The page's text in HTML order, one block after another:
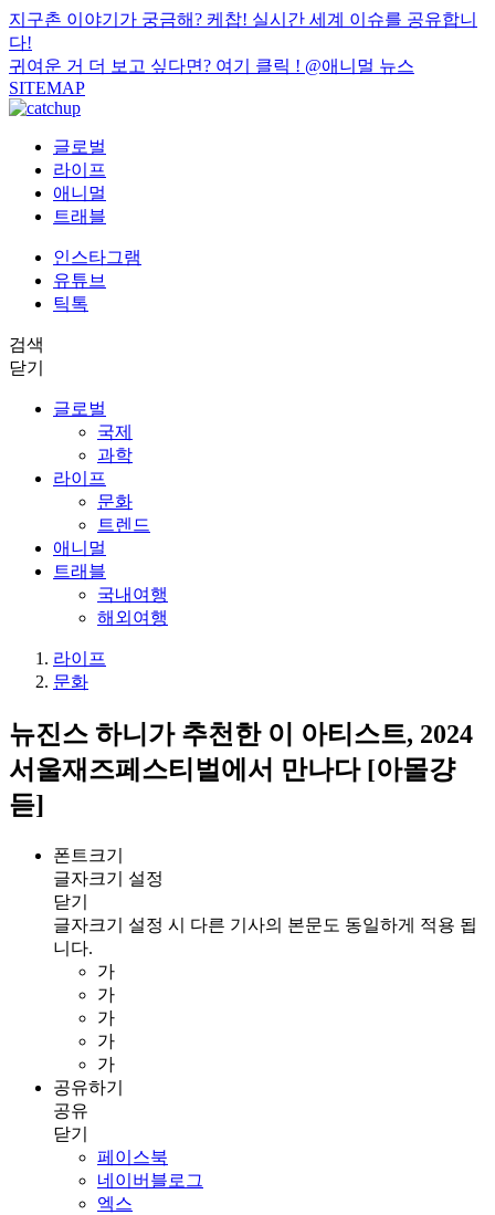
지구촌 이야기가 궁금해? 케찹! 실시간 세계 이슈를 공유합니
다!
귀여운 거 더 보고 싶다면? 여기 클릭 ! @애니멀 뉴스
SITEMAP
글로벌
라이프
애니멀
트래블
인스타그램
유튜브
틱톡
검색
닫기
글로벌
국제
과학
라이프
문화
트렌드
애니멀
트래블
국내여행
해외여행
라이프
문화
뉴진스 하니가 추천한 이 아티스트, 2024
서울재즈페스티벌에서 만나다 [아몰걍
듣]
폰트크기
글자크기 설정
닫기
글자크기 설정 시 다른 기사의 본문도 동일하게 적용 됩
니다.
가
가
가
가
가
공유하기
공유
닫기
페이스북
네이버블로그
엑스